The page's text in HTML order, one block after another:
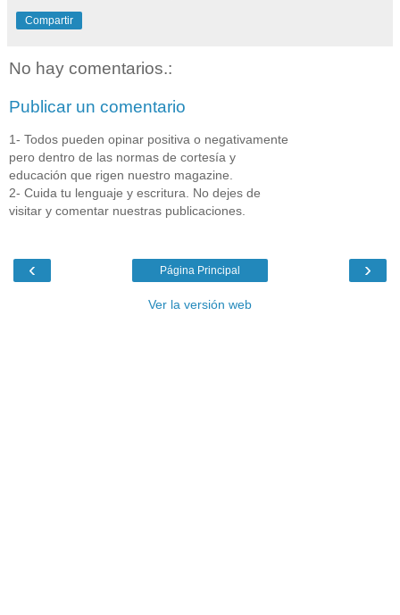
Compartir
No hay comentarios.:
Publicar un comentario
1- Todos pueden opinar positiva o negativamente
pero dentro de las normas de cortesía y
educación que rigen nuestro magazine.
2- Cuida tu lenguaje y escritura. No dejes de
visitar y comentar nuestras publicaciones.
‹ ›
Página Principal
Ver la versión web